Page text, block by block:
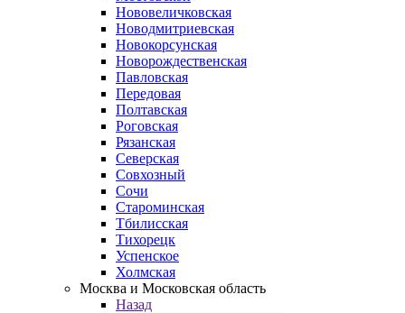
Нововеличковская
Новодмитриевская
Новокорсунская
Новорождественская
Павловская
Передовая
Полтавская
Роговская
Рязанская
Северская
Совхозный
Сочи
Староминская
Тбилисская
Тихорецк
Успенское
Холмская
Москва и Московская область
Назад